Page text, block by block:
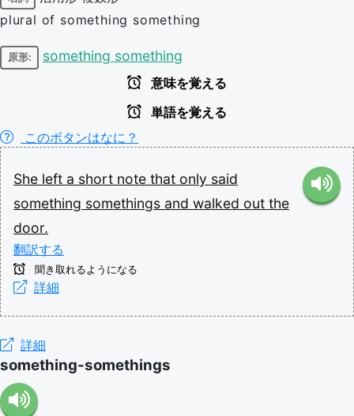
plural of something something
原形: something something
意味を覚える
単語を覚える
このボタンはなに？
She left a short note that only said
something somethings and walked out the
door.
翻訳する
聞き取れるようになる
詳細
詳細
something-somethings